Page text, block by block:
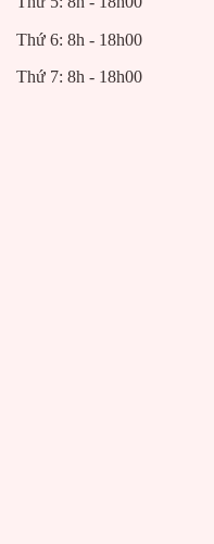
Thứ 6: 8h - 18h00
Thứ 7: 8h - 18h00